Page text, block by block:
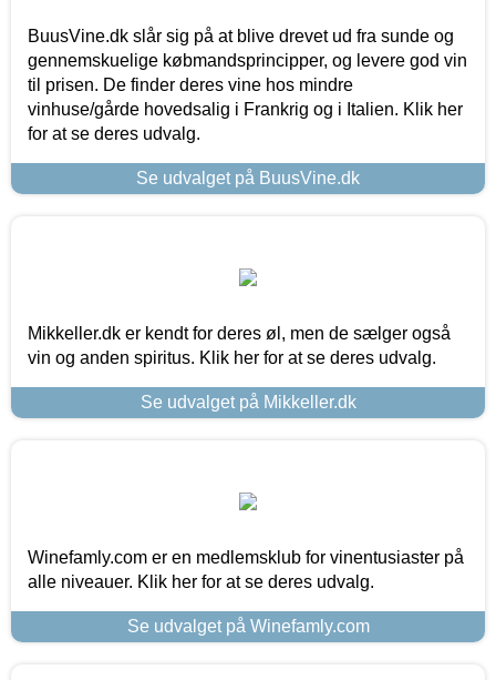
BuusVine.dk slår sig på at blive drevet ud fra sunde og
gennemskuelige købmandsprincipper, og levere god vin
til prisen. De finder deres vine hos mindre
vinhuse/gårde hovedsalig i Frankrig og i Italien. Klik her
for at se deres udvalg.
Se udvalget på BuusVine.dk
Mikkeller.dk er kendt for deres øl, men de sælger også
vin og anden spiritus. Klik her for at se deres udvalg.
Se udvalget på Mikkeller.dk
Winefamly.com er en medlemsklub for vinentusiaster på
alle niveauer. Klik her for at se deres udvalg.
Se udvalget på Winefamly.com